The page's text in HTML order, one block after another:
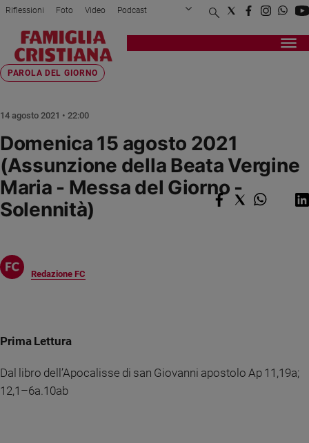
Attualità
Italia
Economia
Legalità
giustizia
Sport
Papa
Papa
spiritualità
Riflessioni Foto Video Podcast
Privacy Policy Chi siamo
Registrati Redazione
Home page> Fede e spiritualità
PAROLA DEL GIORNO
Domenica 15 agosto 2021
(Assunzione della Beata Vergine
Maria - Messa del Giorno -
Solennità)
Redazione FC
14 agosto 2021 • 22:00
Prima Lettura
Dal libro dell’Apocalisse di san Giovanni apostolo Ap 11,19a;
12,1–6a.10ab